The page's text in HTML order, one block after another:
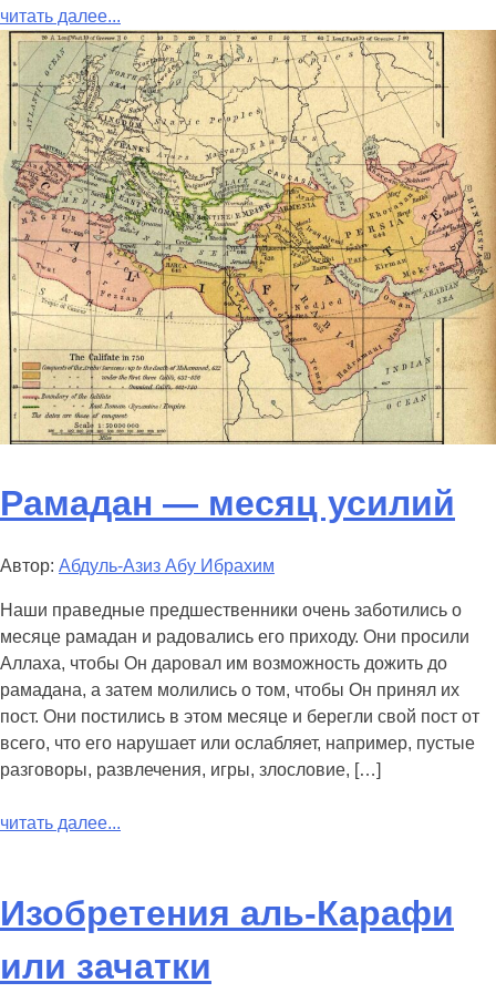
читать далее...
Рамадан — месяц усилий
Автор: Абдуль-Азиз Абу Ибрахим
Наши праведные предшественники очень заботились о
месяце рамадан и радовались его приходу. Они просили
Аллаха, чтобы Он даровал им возможность дожить до
рамадана, а затем молились о том, чтобы Он принял их
пост. Они постились в этом месяце и берегли свой пост от
всего, что его нарушает или ослабляет, например, пустые
разговоры, развлечения, игры, злословие, […]
читать далее...
Изобретения аль-Карафи
или зачатки